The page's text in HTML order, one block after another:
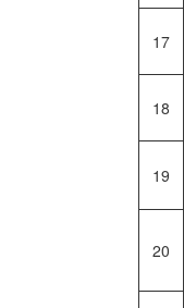
17
18
19
20